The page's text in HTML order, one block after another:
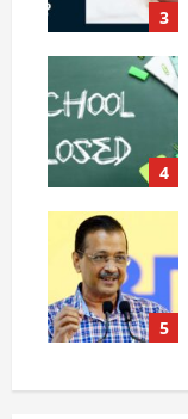
3
4
5